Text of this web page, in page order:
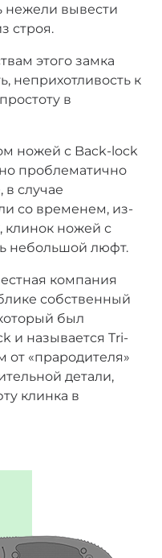
нежели вывести
строя.
этого замка
неприхотливость к
в
ножей с Back-lock
проблематично
случае
со временем, из-
клинок ножей с
небольшой люфт.
компания
собственный
был
и называется Tri-
от «прародителя»
детали,
клинка в